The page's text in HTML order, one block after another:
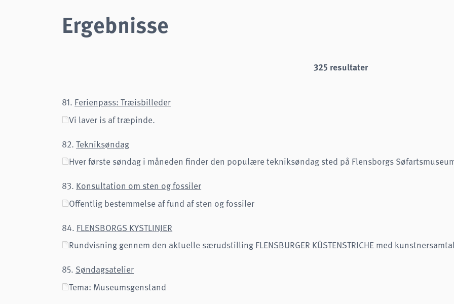
Ergebnisse
325 resultater
81. Ferienpass: Træisbilleder
Vi laver is af træpinde.
82. Tekniksøndag
Hver første søndag i måneden finder den populære tekniksøndag sted på Flensborgs
83. Konsultation om sten og fossiler
Offentlig bestemmelse af fund af sten og fossiler
84. FLENSBORGS KYSTLINJER
Rundvisning gennem den aktuelle særudstilling FLENSBURGER KÜSTENSTRICHE med
85. Søndagsatelier
Tema: Museumsgenstand
Denne cookie gemmer brugerens valgte
samtykkeindstillinger.
naturwissenschaftliches-museum.de
Login